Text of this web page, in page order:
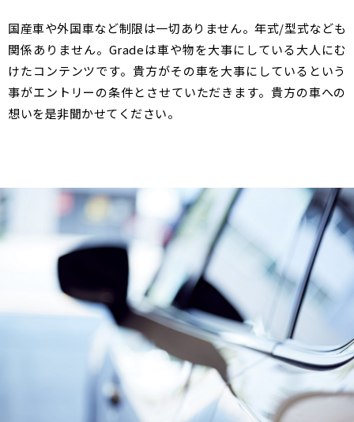
国産車や外国車など制限は一切ありません。年式/型式なども
関係ありません。Gradeは車や物を大事にしている大人にむ
けたコンテンツです。貴方がその車を大事にしているという
事がエントリーの条件とさせていただきます。貴方の車への
想いを是非聞かせてください。